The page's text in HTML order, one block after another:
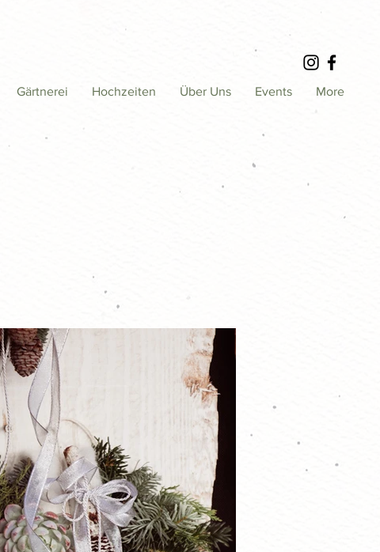
Gärtnerei Hochzeiten Über Uns Events More